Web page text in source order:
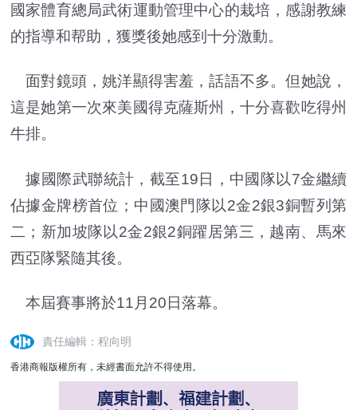
國家體育總局武術運動管理中心的栽培，感謝教練
的指導和帮助，獲獎後她感到十分激動。
面對鏡頭，姚洋顯得害羞，話語不多。但她說，
這是她第一次來美國得克薩斯州，十分喜歡吃得州
牛排。
據國際武聯統計，截至19日，中國隊以7金繼續
佔據金牌榜首位；中國澳門隊以2金2銀3銅暫列第
二；新加坡隊以2金2銀2銅躍居第三，越南、馬來
西亞隊緊隨其後。
本屆賽事將於11月20日落幕。
責任編輯：程向明
香港商報版權所有，未經書面允許不得使用。